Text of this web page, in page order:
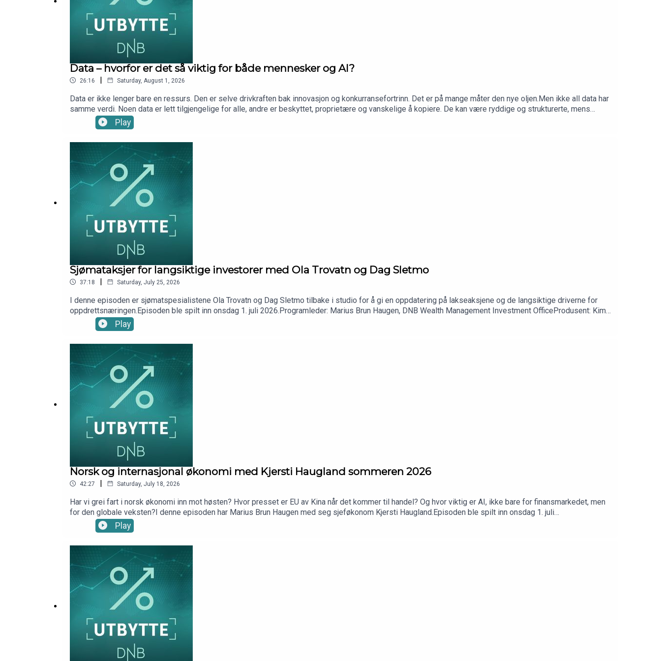
Data – hvorfor er det så viktig for både mennesker og AI?
26:16 | Saturday, August 1, 2026
Data er ikke lenger bare en ressurs. Den er selve drivkraften bak innovasjon og konkurransefortrinn. Det er på mange måter den nye oljen.Men ikke all data har
samme verdi. Noen data er lett tilgjengelige for alle, andre er beskyttet, proprietære og vanskelige å kopiere. De kan være ryddige og strukturerte, mens
andre ligger gjemt i tekst, bilder, video, lyd og sensorer. Og nettopp disse forskjellene avgjør hvor nyttige dataene er for kunstig intelligens.I denne episoden
har Marius Brun Haugen med seg analytiker Leo Rundgren Olsen fra DNB Disruptive Opportunities. Leo forklarer hvordan vi kan forstå, strukturere og
DNB Wealth Management Investment Office.
Play
Sjømataksjer for langsiktige investorer med Ola Trovatn og Dag Sletmo
37:18 | Saturday, July 25, 2026
I denne episoden er sjømatspesialistene Ola Trovatn og Dag Sletmo tilbake i studio for å gi en oppdatering på lakseaksjene og de langsiktige driverne for
oppdrettsnæringen.Episoden ble spilt inn onsdag 1. juli 2026.Programleder: Marius Brun Haugen, DNB Wealth Management Investment OfficeProdusent: Kim-
André Farago, DNB Wealth Management Investment Office
Play
Norsk og internasjonal økonomi med Kjersti Haugland sommeren 2026
42:27 | Saturday, July 18, 2026
Har vi grei fart i norsk økonomi inn mot høsten? Hvor presset er EU av Kina når det kommer til handel? Og hvor viktig er AI, ikke bare for finansmarkedet, men
for den globale veksten?I denne episoden har Marius Brun Haugen med seg sjeføkonom Kjersti Haugland.Episoden ble spilt inn onsdag 1. juli
2026Produsent: Kim-André Farago, DNB Wealth Management Investment Office
Play